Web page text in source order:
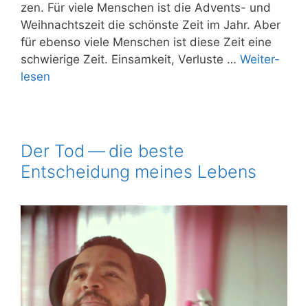
zen. Für vie­le Men­schen ist die Advents- und
Weih­nachts­zeit die schöns­te Zeit im Jahr. Aber
für eben­so vie­le Men­schen ist die­se Zeit eine
schwie­ri­ge Zeit. Ein­sam­keit, Ver­lus­te … Wei­ter­
le­sen
Der Tod — die beste
Entscheidung meines Lebens